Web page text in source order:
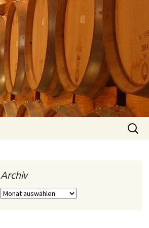
Suchen
nach:
Archiv
Archiv